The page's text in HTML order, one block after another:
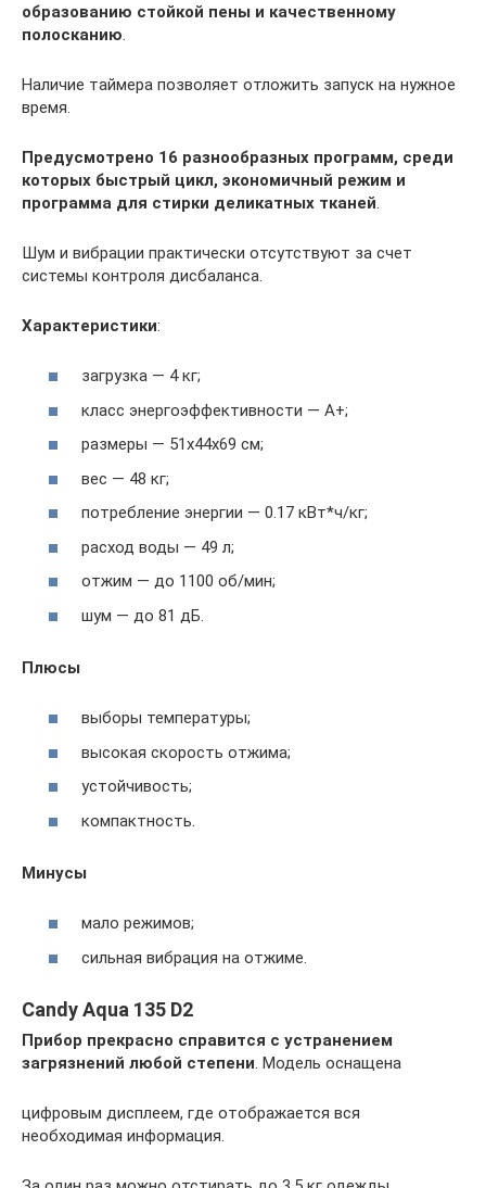
образованию стойкой пены и качественному
полосканию.
Наличие таймера позволяет отложить запуск на нужное
время.
Предусмотрено 16 разнообразных программ, среди
которых быстрый цикл, экономичный режим и
программа для стирки деликатных тканей.
Шум и вибрации практически отсутствуют за счет
системы контроля дисбаланса.
Характеристики:
загрузка — 4 кг;
класс энергоэффективности — А+;
размеры — 51x44x69 см;
вес — 48 кг;
потребление энергии — 0.17 кВт*ч/кг;
расход воды — 49 л;
отжим — до 1100 об/мин;
шум — до 81 дБ.
Плюсы
выборы температуры;
высокая скорость отжима;
устойчивость;
компактность.
Минусы
мало режимов;
сильная вибрация на отжиме.
Candy Aqua 135 D2
Прибор прекрасно справится с устранением
загрязнений любой степени. Модель оснащена
цифровым дисплеем, где отображается вся
необходимая информация.